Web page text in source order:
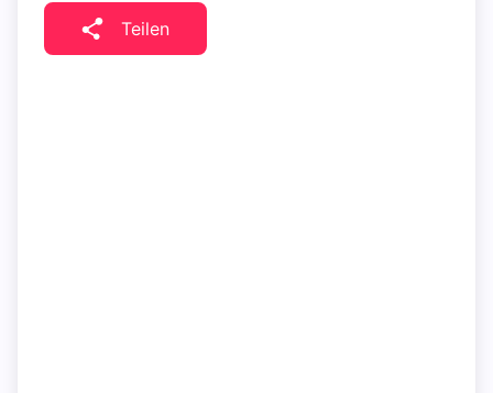
Teilen